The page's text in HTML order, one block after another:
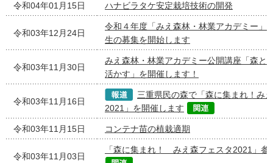
令和04年01月15日 ハナビラタケ安定栽培技術の開発
令和03年12月24日
令和４年度「みえ森林・林業アカデミー」
生の募集を開始します
令和03年11月30日
みえ森林・林業アカデミー公開講座「森と
活かす」を開催します！
令和03年11月16日
三重県民の森で「森に集まれ！み
2021」を開催します
令和03年11月15日 コンテナ苗の植栽適期
令和03年11月03日
「森に集まれ！ みえ森フェスタ2021」参